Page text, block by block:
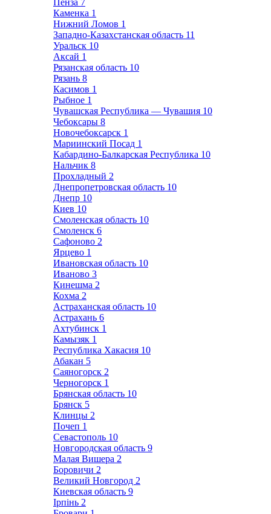
Пенза 7
Каменка 1
Нижний Ломов 1
Западно-Казахстанская область 11
Уральск 10
Аксай 1
Рязанская область 10
Рязань 8
Касимов 1
Рыбное 1
Чувашская Республика — Чувашия 10
Чебоксары 8
Новочебоксарск 1
Мариинский Посад 1
Кабардино-Балкарская Республика 10
Нальчик 8
Прохладный 2
Днепропетровская область 10
Днепр 10
Киев 10
Смоленская область 10
Смоленск 6
Сафоново 2
Ярцево 1
Ивановская область 10
Иваново 3
Кинешма 2
Кохма 2
Астраханская область 10
Астрахань 6
Ахтубинск 1
Камызяк 1
Республика Хакасия 10
Абакан 5
Саяногорск 2
Черногорск 1
Брянская область 10
Брянск 5
Клинцы 2
Почеп 1
Севастополь 10
Новгородская область 9
Малая Вишера 2
Боровичи 2
Великий Новгород 2
Киевская область 9
Ірпінь 2